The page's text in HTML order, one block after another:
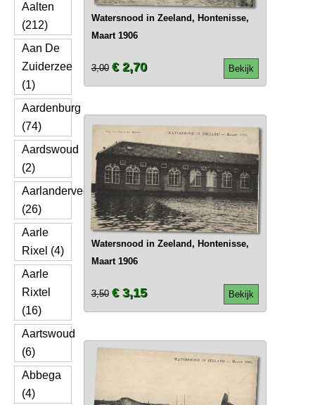
Aalten
(212)
Aan De
Zuiderzee
(1)
Aardenburg
(74)
Aardswoud
(2)
Aarlanderveen
(26)
Aarle
Rixel (4)
Aarle
Rixtel
(16)
Aartswoud
(6)
Abbega
(4)
Watersnood in Zeeland, Hontenisse,
Maart 1906
Bekijk
3,00 € 2,70
Watersnood in Zeeland, Hontenisse,
Maart 1906
Bekijk
3,50 € 3,15